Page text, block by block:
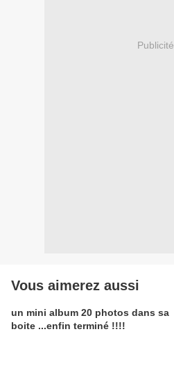
Publicité
Vous aimerez aussi
un mini album 20 photos dans sa
boite ...enfin terminé !!!!